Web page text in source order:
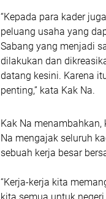
“Kepada para kader
peluang usaha yang
Sabang yang menjadi
dilakukan dan
datang kesini. Karena
penting,” kata Kak Na.
Kak Na
Na mengajak seluruh
sebuah kerja besar
“Kerja-kerja kita